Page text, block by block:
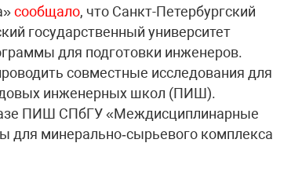
сообщало, что Санкт-Петербургский
государственный университет
для подготовки инженеров.
совместные исследования для
инженерных школ (ПИШ).
ПИШ СПбГУ «Междисциплинарные
для минерально‑сырьевого комплекса